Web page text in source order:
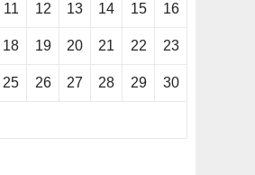
11 12 13 14 15 16
18 19 20 21 22 23
25 26 27 28 29 30